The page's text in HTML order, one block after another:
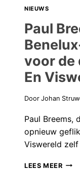
NIEUWS
Paul
voor de
En
Door Johan
Paul Breems,
opnieuw
Viswereld
LEES MEERPAUL